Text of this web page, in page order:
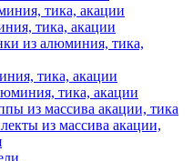
тика, акации
тика, акации
из алюминия, тика,
тика, акации
тика, акации
из массива акации, тика
из массива акации,